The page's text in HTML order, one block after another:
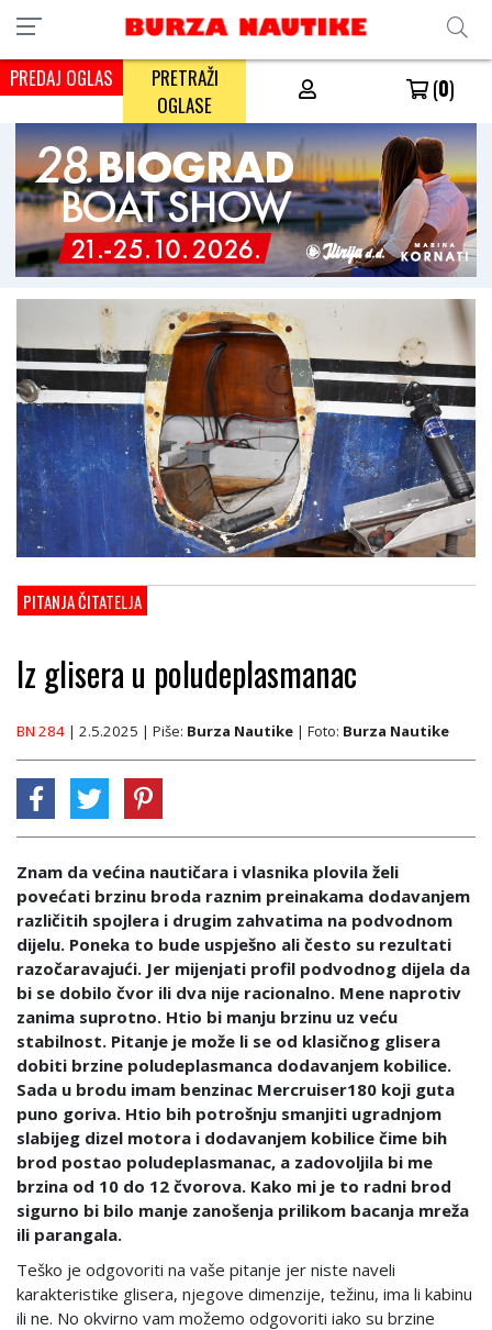
PREDAJ OGLAS
PRETRAŽI
OGLASE
(0)
PITANJA ČITATELJA
Iz glisera u poludeplasmanac
BN 284 | 2.5.2025 | Piše: Burza Nautike | Foto: Burza Nautike
Znam da većina nautičara i vlasnika plovila želi
povećati brzinu broda raznim preinakama dodavanjem
različitih spojlera i drugim zahvatima na podvodnom
dijelu. Poneka to bude uspješno ali često su rezultati
razočaravajući. Jer mijenjati profil podvodnog dijela da
bi se dobilo čvor ili dva nije racionalno. Mene naprotiv
zanima suprotno. Htio bi manju brzinu uz veću
stabilnost. Pitanje je može li se od klasičnog glisera
dobiti brzine poludeplasmanca dodavanjem kobilice.
Sada u brodu imam benzinac Mercruiser180 koji guta
puno goriva. Htio bih potrošnju smanjiti ugradnjom
slabijeg dizel motora i dodavanjem kobilice čime bih
brod postao poludeplasmanac, a zadovoljila bi me
brzina od 10 do 12 čvorova. Kako mi je to radni brod
sigurno bi bilo manje zanošenja prilikom bacanja mreža
ili parangala.
Teško je odgovoriti na vaše pitanje jer niste naveli
karakteristike glisera, njegove dimenzije, težinu, ima li kabinu
ili ne. No okvirno vam možemo odgovoriti iako su brzine